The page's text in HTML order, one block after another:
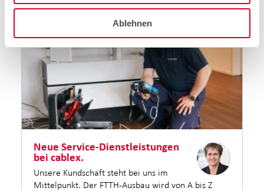
Ablehnen
Neue Service-Dienstleistungen
bei cablex.
Unsere Kundschaft steht bei uns im
Mittelpunkt. Der FTTH-Ausbau wird von A bis Z